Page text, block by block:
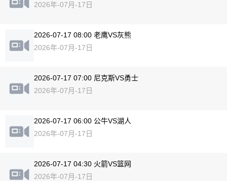
2026年-07月-17日
2026-07-17 08:00 老鹰VS灰熊
2026年-07月-17日
2026-07-17 07:00 尼克斯VS勇士
2026年-07月-17日
2026-07-17 06:00 公牛VS湖人
2026年-07月-17日
2026-07-17 04:30 火箭VS篮网
2026年-07月-17日